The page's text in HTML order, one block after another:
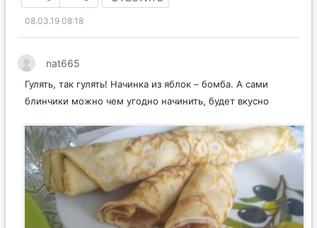
08.03.19 08:18
nat665
Гулять, так гулять! Начинка из яблок – бомба. А сами
блинчики можно чем угодно начинить, будет вкусно